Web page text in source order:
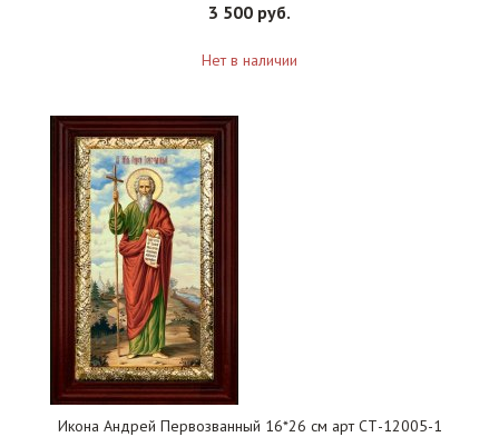
3 500 руб.
Нет в наличии
Икона Андрей Первозванный 16*26 см арт СТ-12005-1